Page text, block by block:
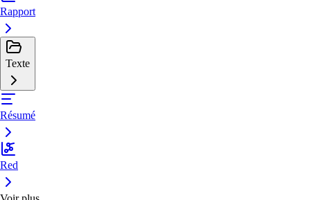
Rapport
Texte
Résumé
Red